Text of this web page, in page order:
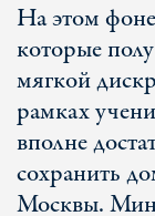
На этом
которые
мягкой
рамках
вполне
сохранить
Москвы.